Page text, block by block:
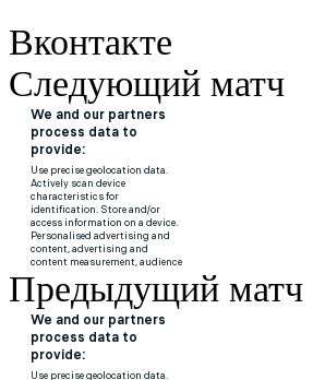
Вконтакте
Следующий матч
Предыдущий матч